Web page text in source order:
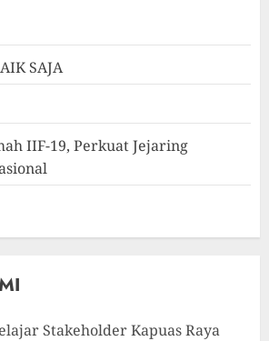
SAJA
IIF-19, Perkuat Jejaring
Stakeholder Kapuas Raya